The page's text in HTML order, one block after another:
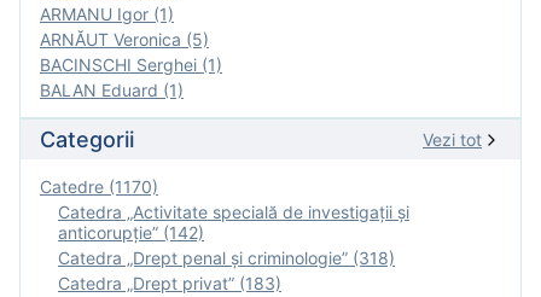
ARMANU Igor (1)
ARNĂUT Veronica (5)
BACINSCHI Serghei (1)
BALAN Eduard (1)
Categorii Vezi tot
Catedre (1170)
Catedra „Activitate specială de investigaţii şi
anticorupție” (142)
Catedra „Drept penal și criminologie” (318)
Catedra „Drept privat” (183)